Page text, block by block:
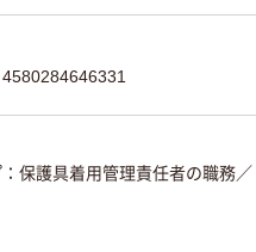
保護具着用管理責任者の職務／